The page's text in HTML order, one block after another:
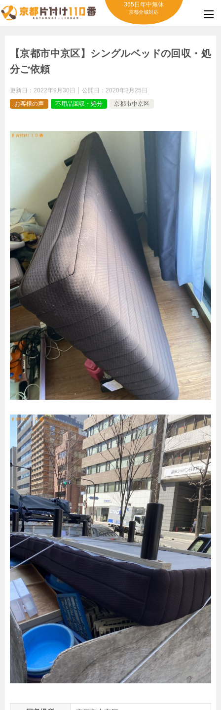
365日年中無休
京都全域対応
【京都市中京区】シングルベッドの回収・処
分ご依頼
更新日： 2022年9月30日 公開日： 2020年3月25日
お客様の声
不用品回収・処分 京都市中京区